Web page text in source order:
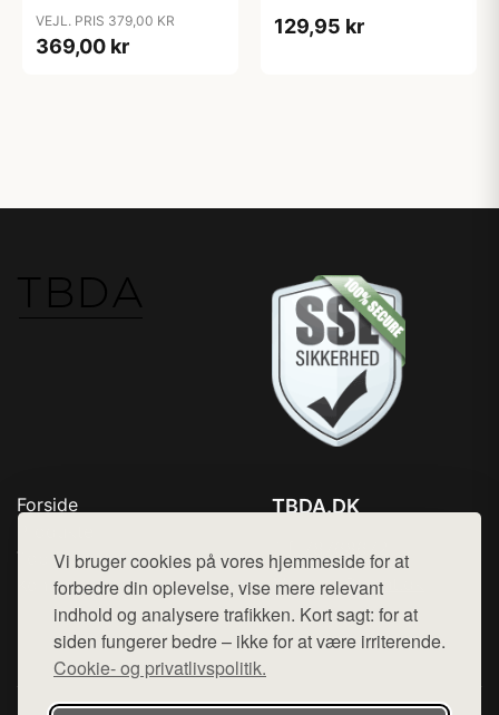
Vi bruger cookies på vores hjemmeside for at
forbedre din oplevelse, vise mere relevant
indhold og analysere trafikken. Kort sagt: for at
siden fungerer bedre – ikke for at være irriterende.
Cookie- og privatlivspolitik.
VEJL. PRIS 379,00 KR
369,00 kr
129,95 kr
Forside
Top Rabatter
Kontakt
TBDA.DK
Mail: hej@want.dk
Cookie- og privatlivspolitik